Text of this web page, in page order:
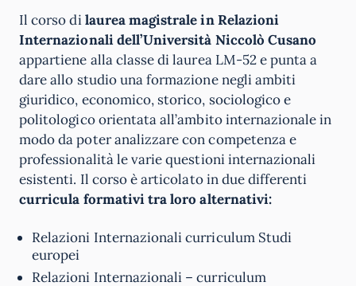
Il corso dilaurea magistrale in Relazioni
Internazionali dell’Università Niccolò Cusano
appartiene alla classe di laurea LM-52 e punta a
dare allo studio una formazione negli ambiti
giuridico, economico, storico, sociologico e
politologico orientata all’ambito internazionale in
modo da poter analizzare con competenza e
professionalità le varie questioni internazionali
esistenti. Il corso è articolato in due differenti
curricula formativi tra loro alternativi:
Relazioni Internazionali curriculum Studi
europei
Relazioni Internazionali – curriculum